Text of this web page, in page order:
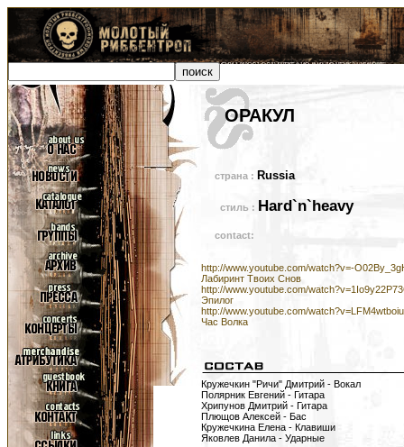
ОРАКУЛ
страна : Russia
стиль : Hard`n`heavy
contact:
http://www.youtube.com/watch?v=-
Лабиринт Твоих Снов
http://www.youtube.com/
Эпилог
http://www.youtube.com/
Час Волка
Кружечкин "Ричи" Дмитрий - Вокал
Полярник Евгений - Гитара
Хрипунов Дмитрий - Гитара
Плющов Алексей - Бас
Кружечкина Елена - Клавиши
Яковлев Данила - Ударные